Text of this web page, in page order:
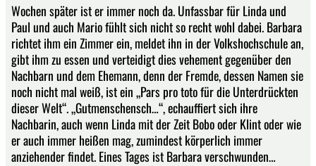
Wochen später ist er immer noch da. Unfassbar für Linda und
Paul und auch Mario fühlt sich nicht so recht wohl dabei. Barbara
richtet ihm ein Zimmer ein, meldet ihn in der Volkshochschule an,
gibt ihm zu essen und verteidigt dies vehement gegenüber den
Nachbarn und dem Ehemann, denn der Fremde, dessen Namen sie
noch nicht mal weiß, ist ein „Pars pro toto für die Unterdrückten
dieser Welt“. „Gutmenschensch…“, echauffiert sich ihre
Nachbarin, auch wenn Linda mit der Zeit Bobo oder Klint oder wie
er auch immer heißen mag, zumindest körperlich immer
anziehender findet. Eines Tages ist Barbara verschwunden…